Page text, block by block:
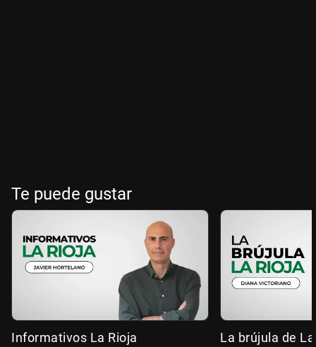
Te puede gustar
Informativos La Rioja La brújula de